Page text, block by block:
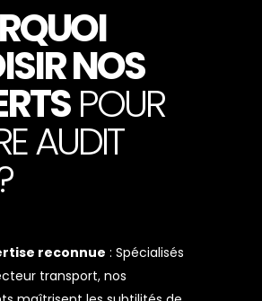
NOS
POUR
AUDIT
reconnue : Spécialisés
transport, nos